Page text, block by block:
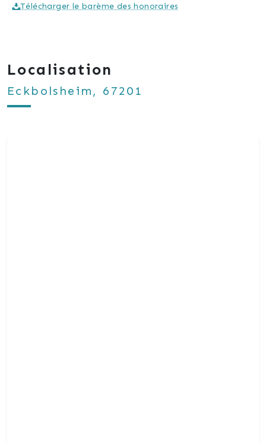
Télécharger le barème des honoraires
Localisation
Eckbolsheim, 67201